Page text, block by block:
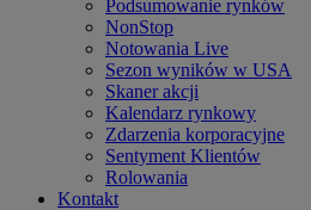
Podsumowanie rynków
NonStop
Notowania Live
Sezon wyników w USA
Skaner akcji
Kalendarz rynkowy
Zdarzenia korporacyjne
Sentyment Klientów
Rolowania
Kontakt